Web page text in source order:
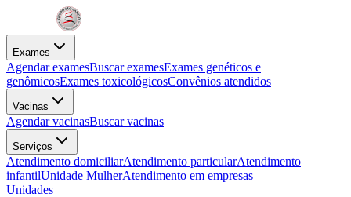
Exames
Agendar examesBuscar examesExames genéticos e
genômicosExames toxicológicosConvênios atendidos
Vacinas
Agendar vacinasBuscar vacinas
Serviços
Atendimento domiciliarAtendimento particularAtendimento
infantilUnidade MulherAtendimento em empresas
Unidades